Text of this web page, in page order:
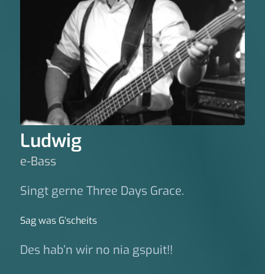
Ludwig
e-Bass
Singt gerne Three Days Grace.
Sag was G‘scheits
Des hab’n wir no nia gspuit!!